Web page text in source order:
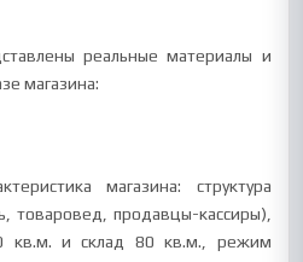
реальные материалы и
магазина:
магазина: структура
товаровед, продавцы-кассиры),
кв.м. и склад 80 кв.м., режим